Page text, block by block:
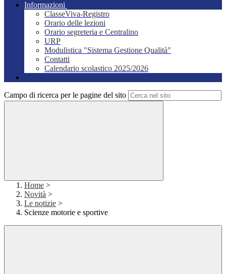
Informazioni
ClasseViva-Registro
Orario delle lezioni
Orario segreteria e Centralino
URP
Modulistica "Sistema Gestione Qualità"
Contatti
Calendario scolastico 2025/2026
Campo di ricerca per le pagine del sito
Home >
Novità >
Le notizie >
Scienze motorie e sportive